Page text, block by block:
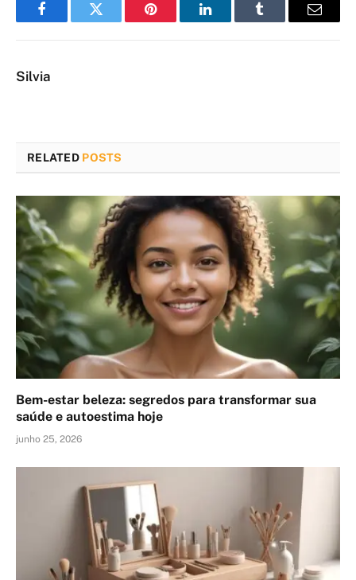
FacebookTwitter Pinterest LinkedInTumblr Email
Silvia
RELATED POSTS
Bem-estar beleza: segredos para transformar sua
saúde e autoestima hoje
junho 25, 2026